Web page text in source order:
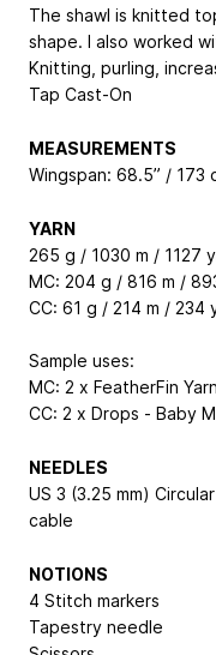
The shawl is knitted
shape. I also worked
Knitting, purling,
Tap Cast-On
MEASUREMENTS
Wingspan: 68.5” / 173
YARN
265 g / 1030 m / 1127
MC: 204 g / 816 m /
CC: 61 g / 214 m / 234
Sample uses:
MC: 2 x FeatherFin
CC: 2 x Drops - Baby
NEEDLES
US 3 (3.25 mm)
cable
NOTIONS
4 Stitch markers
Tapestry needle